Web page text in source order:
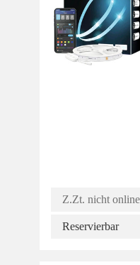
Z.Zt. nicht
Reservierbar